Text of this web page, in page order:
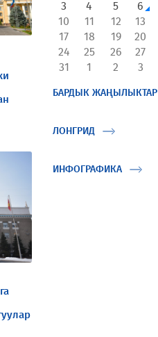
3
4 5 6
10
11 12 13
17
18 19 20
24
25 26 27
31
1 2 3
БАРДЫК ЖАҢЫЛЫКТАР
ЛОНГРИД
ИНФОГРАФИКА